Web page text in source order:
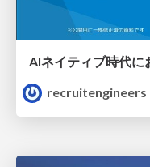
recruitengineers